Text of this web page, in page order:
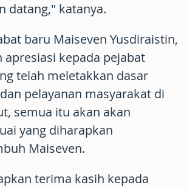
datang," katanya.
baru Maiseven Yusdiraistin,
kepada pejabat
telah meletakkan dasar
pelayanan masyarakat di
semua itu akan akan
yang diharapkan
Maiseven.
terima kasih kepada